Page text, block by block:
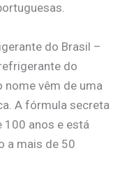
do Brasil –
do
nome vêm de uma
A fórmula secreta
100 anos e está
a mais de 50